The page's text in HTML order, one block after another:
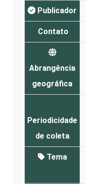
Publicador
Contato
Abrangência
geográfica
Periodicidade
de coleta
Tema